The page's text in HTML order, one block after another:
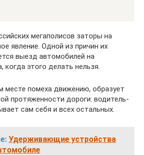
мегаполисов заторы на
явление. Одной из причин их
выезд автомобилей на
когда этого делать нельзя.
месте помеха движению, образует
протяженности дороги: водитель-
сам себя и всех остальных.
Удерживающие устройства